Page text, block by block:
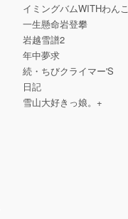
イミングバムWITHわんこ
一生懸命岩登攀
岩越雪譜2
年中夢求
続・ちびクライマー'S
日記
雪山大好きっ娘。+